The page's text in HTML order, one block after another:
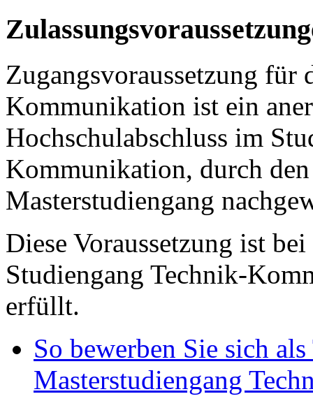
Zugangsvoraussetzung für
Kommunikation ist ein
Hochschulabschluss im
Kommunikation, durch
Masterstudiengang
Diese Voraussetzung ist
Studiengang Technik-
erfüllt.
So bewerben Sie sich
Masterstudiengang